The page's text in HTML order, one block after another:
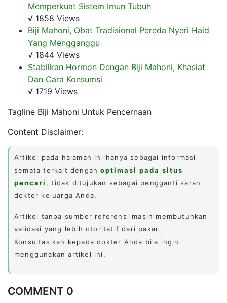
Memperkuat Sistem Imun Tubuh
√ 1858 Views
Biji Mahoni, Obat Tradisional Pereda Nyeri Haid
Yang Mengganggu
√ 1844 Views
Stabilkan Hormon Dengan Biji Mahoni, Khasiat
Dan Cara Konsumsi
√ 1719 Views
Tagline Biji Mahoni Untuk Pencernaan
Content Disclaimer:
Artikel pada halaman ini hanya sebagai informasi
semata terkait denganoptimasi pada situs
pencari , tidak ditujukan sebagai pengganti saran
dokter keluarga Anda.
Artikel tanpa sumber referensi masih membutuhkan
validasi yang lebih otoritatif dari pakar.
Konsultasikan kepada dokter Anda bila ingin
menggunakan artikel ini.
COMMENT 0